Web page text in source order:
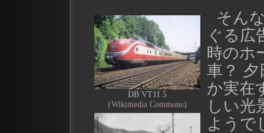
DB VT11.5
（Wikimedia Commons）
そん
ぐる広
時のホ
車？
か実在
しい光
ようで